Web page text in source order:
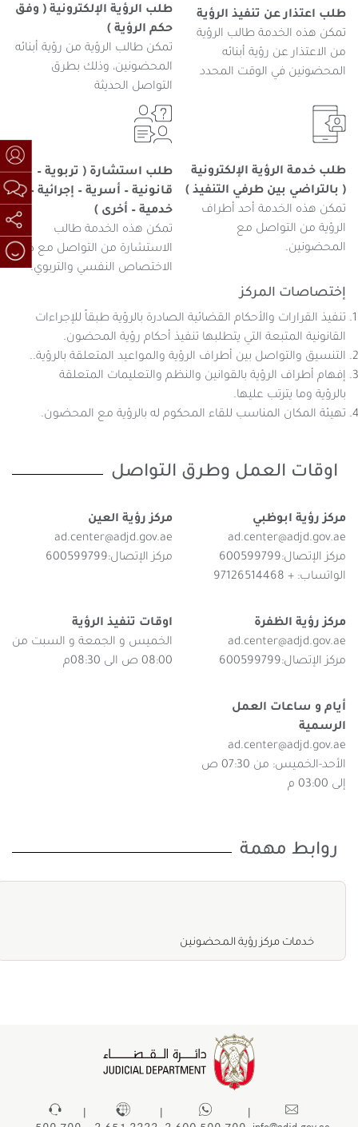
طلب اعتذار عن تنفيذ الرؤية
تمكن هذه الخدمة طالب الرؤية
من الاعتذار عن رؤية أبنائه
المحضونين في الوقت المحدد
طلب الرؤية الإلكترونية ( وفق
حكم الرؤية )
تمكن طالب الرؤية من رؤية أبنائه
المحضونين، وذلك بطرق
التواصل الحديثة
طلب خدمة الرؤية الإلكترونية
( بالتراضي بين طرفي التنفيذ )
تمكن هذه الخدمة أحد أطراف
الرؤية من التواصل مع
المحضونين.
طلب استشارة ( تربوية –
قانونية – أسرية – إجرائية –
خدمية – أخرى )
تمكن هذه الخدمة طالب
الاستشارة من التواصل مع ذوي
الاختصاص النفسي والتربوي.​
إختصاصات المركز
تنفيذ القرارات والأحكام القضائية الصادرة بالرؤية طبقاً للإجراءات
القانونية المتبعة التي يتطلبها تنفيذ أحكام رؤية المحضون.
التنسيق والتواصل بين أطراف الرؤية والمواعيد المتعلقة بالرؤية..
إفهام أطراف الرؤية بالقوانين والنظم والتعليمات المتعلقة
بالرؤية وما يترتب عليها.
تهيئة المكان المناسب للقاء المحكوم له بالرؤية مع المحضون.
اوقات العمل وطرق التواصل
مركز رؤية ابوظبي
ad.center@adjd.gov.ae
مركز الإتصال:600599799
الواتساب: + 97126514468
مركز رؤية العين
ad.center@adjd.gov.ae
مركز الإتصال:600599799
مركز رؤية الظفرة
ad.center@adjd.gov.ae
مركز الإتصال:600599799
اوقات تنفيذ الرؤية
الخميس و الجمعة و السبت من
08:00 ص الى 08:30م
أيام و ساعات العمل
الرسمية
ad.center@adjd.gov.ae
الأحد-الخميس: من 07:30 ص
إلى 03:00 م
روابط مهمة
خدمات مركز رؤية المحضونين
| | |